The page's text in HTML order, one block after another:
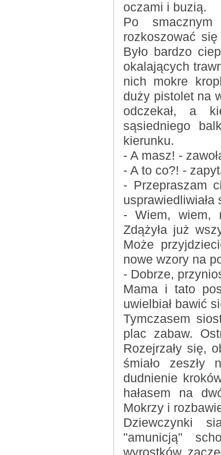
oczami i buzią.
Po
rozkoszować
Było bardzo
okalających
nich mokre
duży pistolet na
odczekał, a
sąsiedniego
kierunku.
- A masz! -
- A to co?! -
- Przepraszam
usprawiedliwiała
- Wiem, wiem,
Zdążyła już
Może
nowe wzory na
- Dobrze,
Mama i tato
uwielbiał bawić
Tymczasem
plac zabaw.
Rozejrzały się,
śmiało zeszły
dudnienie
hałasem na
Mokrzy i
Dziewczynki
"amunicją"
wyrostków